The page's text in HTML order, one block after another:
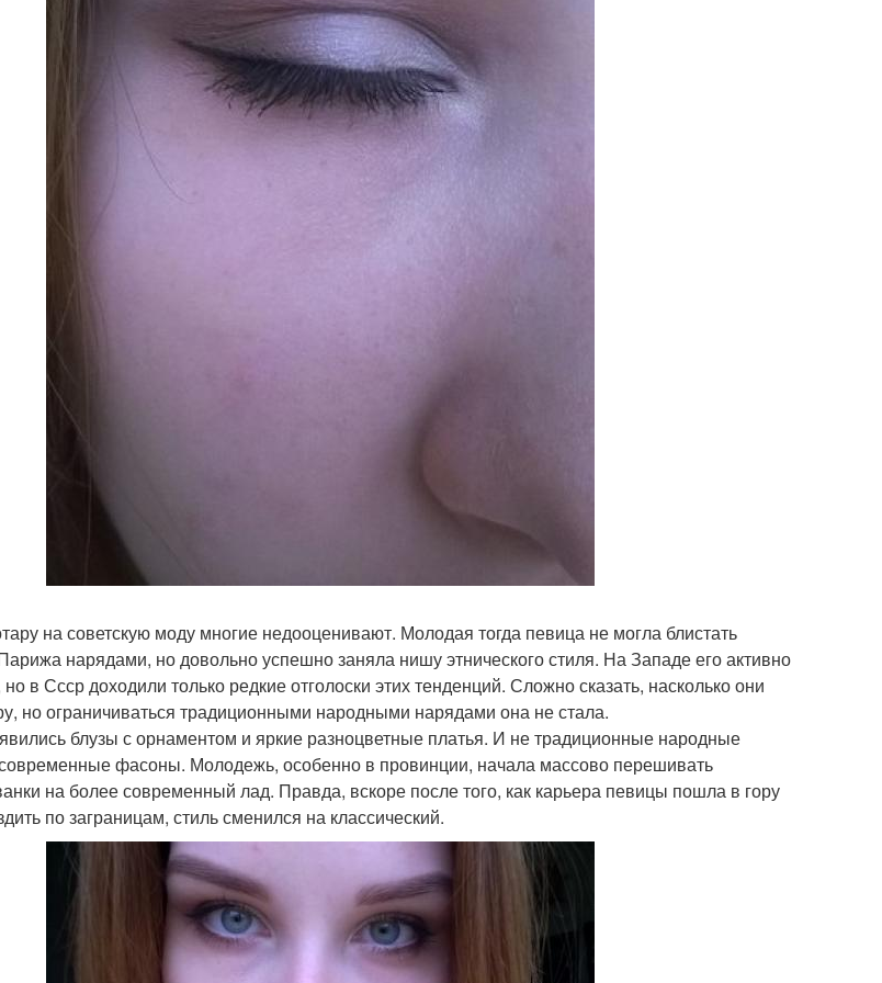
на советскую моду многие недооценивают. Молодая тогда певица не могла блистать
нарядами, но довольно успешно заняла нишу этнического стиля. На Западе его активно
в Ссср доходили только редкие отголоски этих тенденций. Сложно сказать, насколько они
но ограничиваться традиционными народными нарядами она не стала.
блузы с орнаментом и яркие разноцветные платья. И не традиционные народные
фасоны. Молодежь, особенно в провинции, начала массово перешивать
на более современный лад. Правда, вскоре после того, как карьера певицы пошла в гору
по заграницам, стиль сменился на классический.